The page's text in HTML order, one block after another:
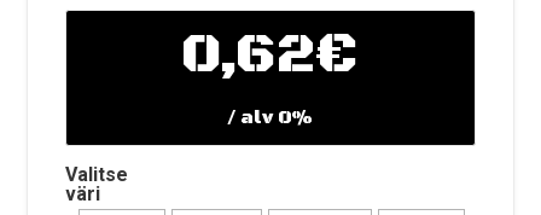
0,62€
/ alv 0%
Valitse
väri